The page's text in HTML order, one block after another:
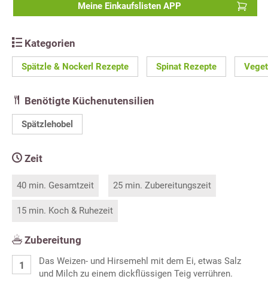
Meine Einkaufslisten APP
Kategorien
Spätzle & Nockerl Rezepte Spinat Rezepte
Benötigte Küchenutensilien
Spätzlehobel
Zeit
40 min. Gesamtzeit 25 min. Zubereitungszeit
15 min. Koch & Ruhezeit
Zubereitung
Das Weizen- und Hirsemehl mit dem Ei, etwas Salz
und Milch zu einem dickflüssigen Teig verrühren.